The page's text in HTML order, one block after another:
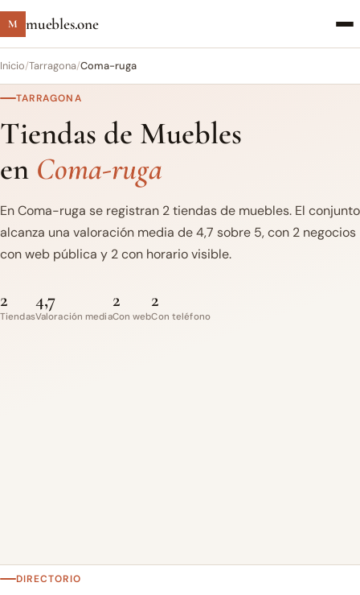
M muebles.one
Inicio/Tarragona/Coma-ruga
TARRAGONA
Tiendas de Muebles
en Coma-ruga
En Coma-ruga se registran 2 tiendas de muebles. El conjunto
alcanza una valoración media de 4,7 sobre 5, con 2 negocios
con web pública y 2 con horario visible.
2
Tiendas
4,7
Valoración media
2
Con web
2
Con teléfono
DIRECTORIO